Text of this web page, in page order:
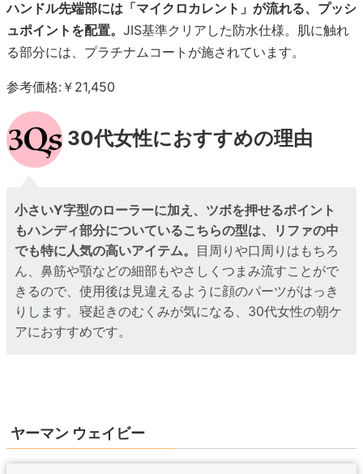
ハンドル先端部には「マイクロカレント」が流れる、プッシ
ュポイントを配置。 JIS基準クリアした防水仕様。肌に触れ
る部分には、プラチナムコートが施されています。
参考価格:￥21,450
30代女性におすすめの理由
小さいY字型のローラーに加え、ツボを押せるポイント
もハンディ部分についているこちらの型は、リファの中
でも特に人気の高いアイテム。 目周りや口周りはもちろ
ん、鼻筋や顎などの細部もやさしくつまみ流すことがで
きるので、使用後は見違えるように顔のパーツがはっき
りします。寝起きのむくみが気になる、30代女性の朝ケ
アにおすすめです。
ヤーマン ウェイビー